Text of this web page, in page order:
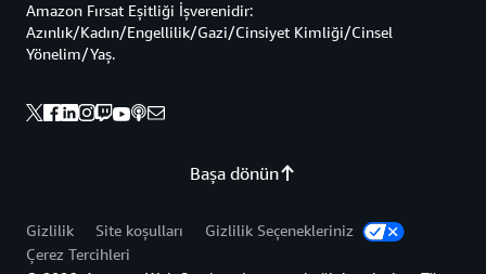
Başa dönün
Amazon Fırsat Eşitliği İşverenidir:
Azınlık/Kadın/Engellilik/Gazi/Cinsiyet Kimliği/Cinsel
Yönelim/Yaş.
Gizlilik Site koşulları
Gizlilik Seçenekleriniz
Çerez Tercihleri